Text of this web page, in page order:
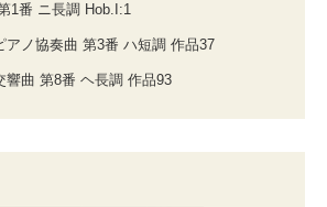
1番 ニ長調 Hob.I:1
アノ協奏曲 第3番 ハ短調 作品37
響曲 第8番 ヘ長調 作品93